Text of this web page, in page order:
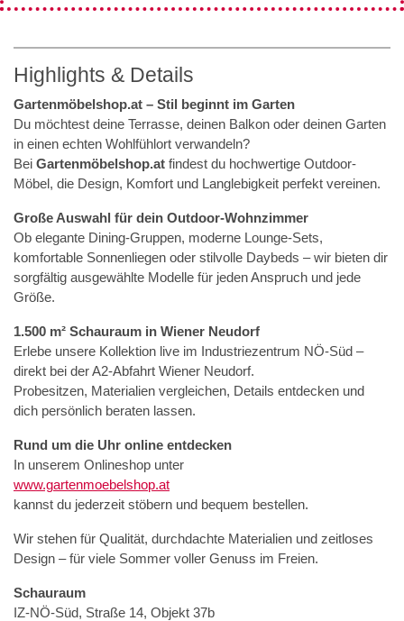
Highlights & Details
Gartenmöbelshop.at – Stil beginnt im Garten
Du möchtest deine Terrasse, deinen Balkon oder deinen Garten
in einen echten Wohlfühlort verwandeln?
Bei Gartenmöbelshop.at findest du hochwertige Outdoor-
Möbel, die Design, Komfort und Langlebigkeit perfekt vereinen.
Große Auswahl für dein Outdoor-Wohnzimmer
Ob elegante Dining-Gruppen, moderne Lounge-Sets,
komfortable Sonnenliegen oder stilvolle Daybeds – wir bieten dir
sorgfältig ausgewählte Modelle für jeden Anspruch und jede
Größe.
1.500 m² Schauraum in Wiener Neudorf
Erlebe unsere Kollektion live im Industriezentrum NÖ-Süd –
direkt bei der A2-Abfahrt Wiener Neudorf.
Probesitzen, Materialien vergleichen, Details entdecken und
dich persönlich beraten lassen.
Rund um die Uhr online entdecken
In unserem Onlineshop unter
www.gartenmoebelshop.at
kannst du jederzeit stöbern und bequem bestellen.
Wir stehen für Qualität, durchdachte Materialien und zeitloses
Design – für viele Sommer voller Genuss im Freien.
Schauraum
IZ-NÖ-Süd, Straße 14, Objekt 37b